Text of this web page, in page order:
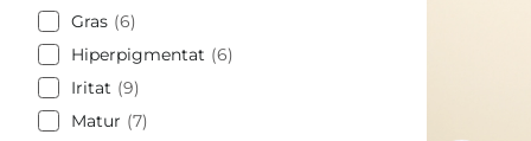
Gras 6
Hiperpigmentat
6
Iritat
9
Matur
7